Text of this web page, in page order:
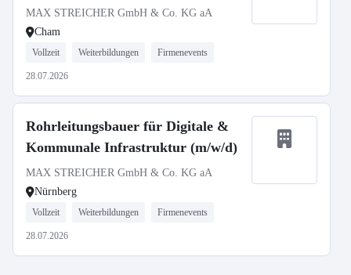
MAX STREICHER GmbH & Co. KG aA
Cham
Vollzeit Weiterbildungen Firmenevents
28.07.2026
Rohrleitungsbauer für Digitale &
Kommunale Infrastruktur (m/w/d)
MAX STREICHER GmbH & Co. KG aA
Nürnberg
Vollzeit Weiterbildungen Firmenevents
28.07.2026